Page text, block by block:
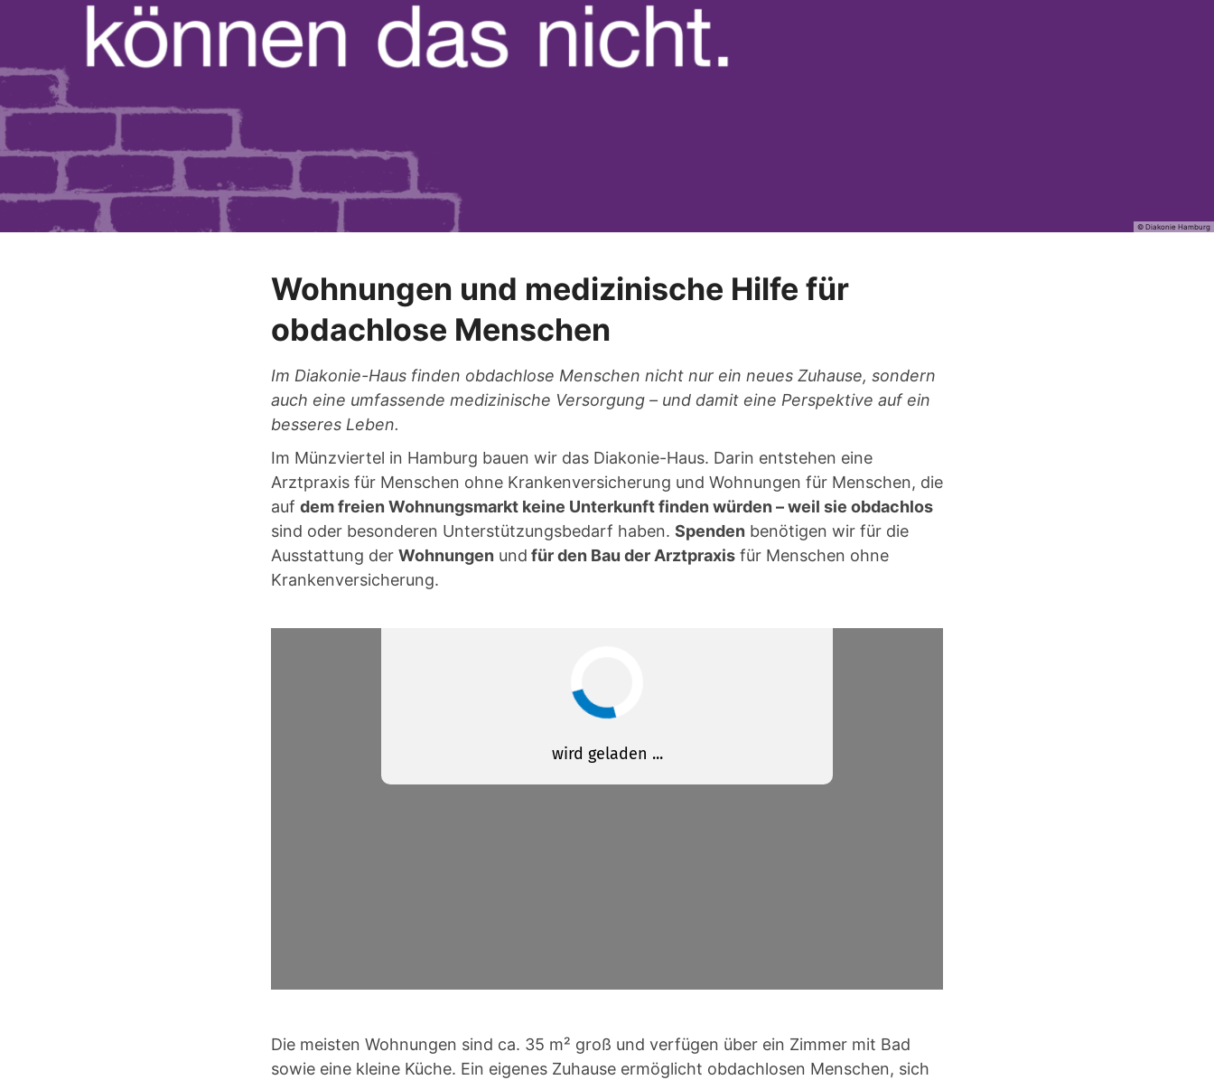
© Diakonie Hamburg
Wohnungen und medizinische Hilfe für
obdachlose Menschen
Im Diakonie-Haus finden obdachlose Menschen nicht nur ein neues Zuhause, sondern
auch eine umfassende medizinische Versorgung – und damit eine Perspektive auf ein
besseres Leben.
Im Münzviertel in Hamburg bauen wir das Diakonie-Haus. Darin entstehen eine
Arztpraxis für Menschen ohne Krankenversicherung und Wohnungen für Menschen, die
auf dem freien Wohnungsmarkt keine Unterkunft finden würden – weil sie obdachlos
sind oder besonderen Unterstützungsbedarf haben. Spenden benötigen wir für die
Ausstattung der Wohnungen und für den Bau der Arztpraxis für Menschen ohne
Krankenversicherung.
Die meisten Wohnungen sind ca. 35 m² groß und verfügen über ein Zimmer mit Bad
sowie eine kleine Küche. Ein eigenes Zuhause ermöglicht obdachlosen Menschen, sich